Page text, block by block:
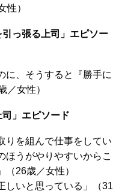
性）
っ張る上司」エピソー
に、そうすると『勝手に
／女性）
」エピソード
りを組んで仕事をしてい
ほうがやりやすいからこ
（26歳／女性）
しいと思っている」（31